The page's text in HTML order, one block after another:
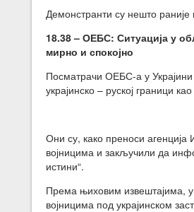
Демонстранти су нешто
18.38 – ОЕБС: Ситуација у
мирно и спокојно
Посматрачи ОЕБС-а у Украјини
украјинско – руској граници
Они су, како преноси
војницима и закључили да
истини“.
Према њиховим извештајима,
војницима под украјинском